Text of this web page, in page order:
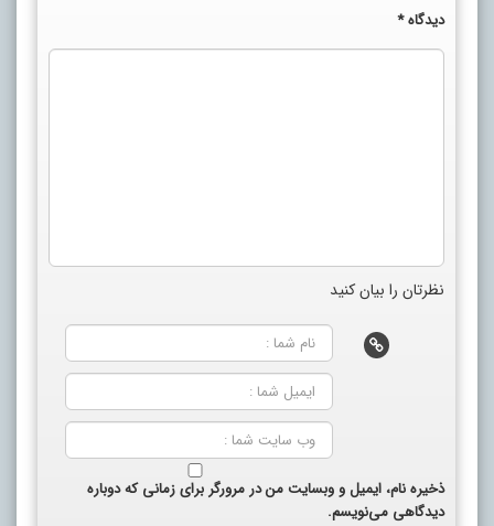
دیدگاه*
نظرتان را بیان کنید
ذخیره نام، ایمیل و وبسایت من در مرورگر برای زمانی که دوباره
دیدگاهی می‌نویسم.